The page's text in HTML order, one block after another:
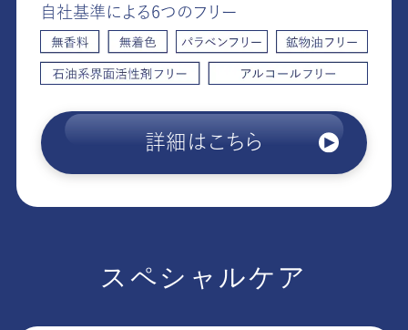
自社基準による6つのフリー
詳細はこちら
スペシャルケア